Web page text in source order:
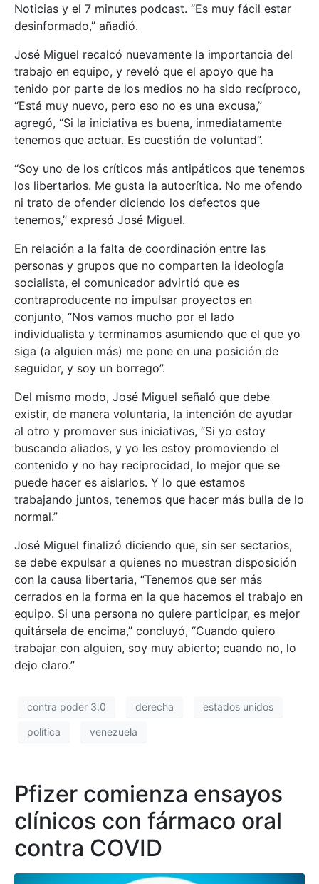
Noticias y el 7 minutes podcast. “Es muy fácil estar
desinformado,” añadió.
José Miguel recalcó nuevamente la importancia del
trabajo en equipo, y reveló que el apoyo que ha
tenido por parte de los medios no ha sido recíproco,
“Está muy nuevo, pero eso no es una excusa,”
agregó, “Si la iniciativa es buena, inmediatamente
tenemos que actuar. Es cuestión de voluntad”.
“Soy uno de los críticos más antipáticos que tenemos
los libertarios. Me gusta la autocrítica. No me ofendo
ni trato de ofender diciendo los defectos que
tenemos,” expresó José Miguel.
En relación a la falta de coordinación entre las
personas y grupos que no comparten la ideología
socialista, el comunicador advirtió que es
contraproducente no impulsar proyectos en
conjunto, “Nos vamos mucho por el lado
individualista y terminamos asumiendo que el que yo
siga (a alguien más) me pone en una posición de
seguidor, y soy un borrego”.
Del mismo modo, José Miguel señaló que debe
existir, de manera voluntaria, la intención de ayudar
al otro y promover sus iniciativas, “Si yo estoy
buscando aliados, y yo les estoy promoviendo el
contenido y no hay reciprocidad, lo mejor que se
puede hacer es aislarlos. Y lo que estamos
trabajando juntos, tenemos que hacer más bulla de lo
normal.”
José Miguel finalizó diciendo que, sin ser sectarios,
se debe expulsar a quienes no muestran disposición
con la causa libertaria, “Tenemos que ser más
cerrados en la forma en la que hacemos el trabajo en
equipo. Si una persona no quiere participar, es mejor
quitársela de encima,” concluyó, “Cuando quiero
trabajar con alguien, soy muy abierto; cuando no, lo
dejo claro.”
contra poder 3.0 derecha estados unidos
política venezuela
Pfizer comienza ensayos
clínicos con fármaco oral
contra COVID